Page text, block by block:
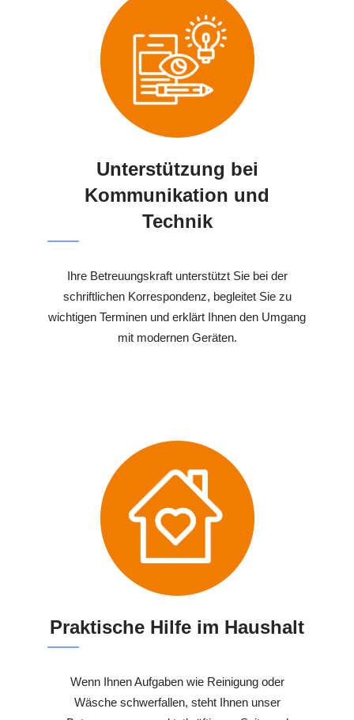
Unterstützung bei
Kommunikation und
Technik
Ihre Betreuungskraft unterstützt Sie bei der
schriftlichen Korrespondenz, begleitet Sie zu
wichtigen Terminen und erklärt Ihnen den Umgang
mit modernen Geräten.
Praktische Hilfe im Haushalt
Wenn Ihnen Aufgaben wie Reinigung oder
Wäsche schwerfallen, steht Ihnen unser